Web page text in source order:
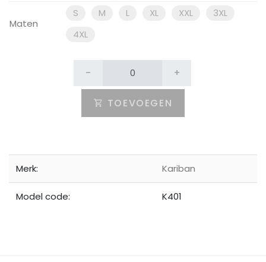
Maten
S M L XL XXL
3XL
4XL
- +
TOEVOEGEN
Merk: Kariban
Model code: K401